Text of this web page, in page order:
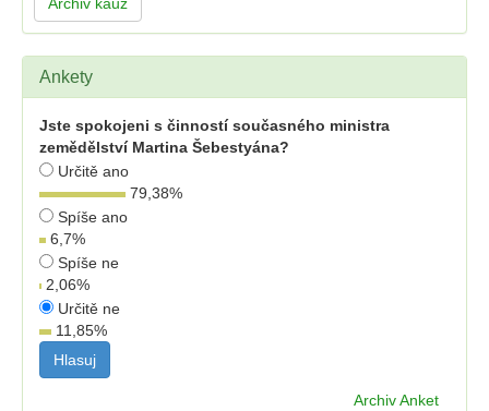
Archiv kauz
Ankety
Jste spokojeni s činností současného ministra
zemědělství Martina Šebestyána?
Určitě ano
79,38%
Spíše ano
6,7%
Spíše ne
2,06%
Určitě ne
11,85%
Archiv Anket